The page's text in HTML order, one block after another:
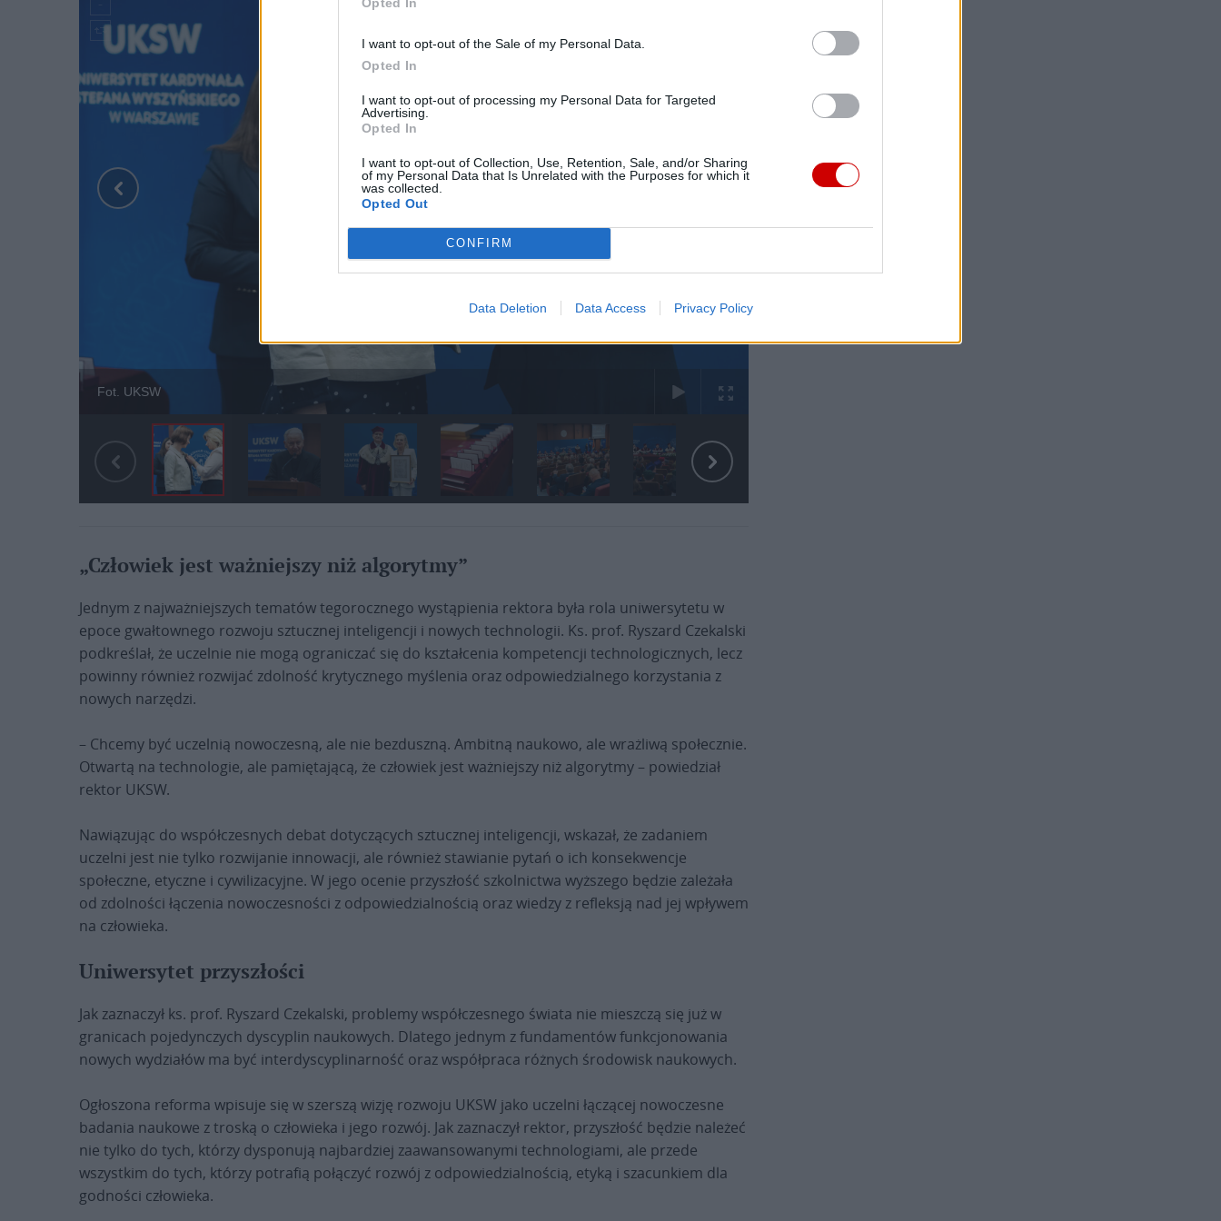
I want to opt-out of the Sale of my Personal Data.
Opted In
I want to opt-out of processing my Personal Data for Targeted
Advertising.
Opted In
I want to opt-out of Collection, Use, Retention, Sale, and/or Sharing
of my Personal Data that Is Unrelated with the Purposes for which it
was collected.
Opted Out
CONFIRM
Data Deletion Data Access Privacy Policy
Fot. UKSW
„Człowiek jest ważniejszy niż algorytmy”
Jednym z najważniejszych tematów tegorocznego wystąpienia rektora była rola uniwersytetu w
epoce gwałtownego rozwoju sztucznej inteligencji i nowych technologii. Ks. prof. Ryszard Czekalski
podkreślał, że uczelnie nie mogą ograniczać się do kształcenia kompetencji technologicznych, lecz
powinny również rozwijać zdolność krytycznego myślenia oraz odpowiedzialnego korzystania z
nowych narzędzi.
– Chcemy być uczelnią nowoczesną, ale nie bezduszną. Ambitną naukowo, ale wrażliwą społecznie.
Otwartą na technologie, ale pamiętającą, że człowiek jest ważniejszy niż algorytmy – powiedział
rektor UKSW.
Nawiązując do współczesnych debat dotyczących sztucznej inteligencji, wskazał, że zadaniem
uczelni jest nie tylko rozwijanie innowacji, ale również stawianie pytań o ich konsekwencje
społeczne, etyczne i cywilizacyjne. W jego ocenie przyszłość szkolnictwa wyższego będzie zależała
od zdolności łączenia nowoczesności z odpowiedzialnością oraz wiedzy z refleksją nad jej wpływem
na człowieka.
Uniwersytet przyszłości
Jak zaznaczył ks. prof. Ryszard Czekalski, problemy współczesnego świata nie mieszczą się już w
granicach pojedynczych dyscyplin naukowych. Dlatego jednym z fundamentów funkcjonowania
nowych wydziałów ma być interdyscyplinarność oraz współpraca różnych środowisk naukowych.
Ogłoszona reforma wpisuje się w szerszą wizję rozwoju UKSW jako uczelni łączącej nowoczesne
badania naukowe z troską o człowieka i jego rozwój. Jak zaznaczył rektor, przyszłość będzie należeć
nie tylko do tych, którzy dysponują najbardziej zaawansowanymi technologiami, ale przede
wszystkim do tych, którzy potrafią połączyć rozwój z odpowiedzialnością, etyką i szacunkiem dla
godności człowieka.